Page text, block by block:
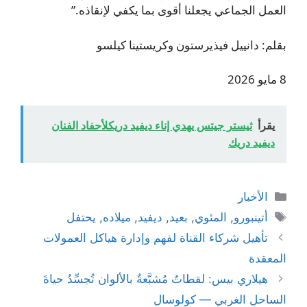
العمل الجماعي يجعلنا أقوى بما يكفي لإنقاذه.”
بقلم: دانييل فيذيرستون وكريستينا كيلسو
8 مايو 2026
يقرأ ثيستر جيتس يهدي إناء ديفيد دريكلأحفاد الفنان
ديفيد دريك
التصنيفات
الأخبار
الوسوم
أتينبورو, المئوي, بعيد, ديفيد, ميلاده, يحتفل
تأهيل شركاء القناة لفهم وإدارة هياكل العمولات
المعقدة
هيلاري بيس: لقطاتٌ مُشبَّعةٌ بالألوان تُجسِّدُ حياةَ
الساحلِ الغربيِ — كولوسال